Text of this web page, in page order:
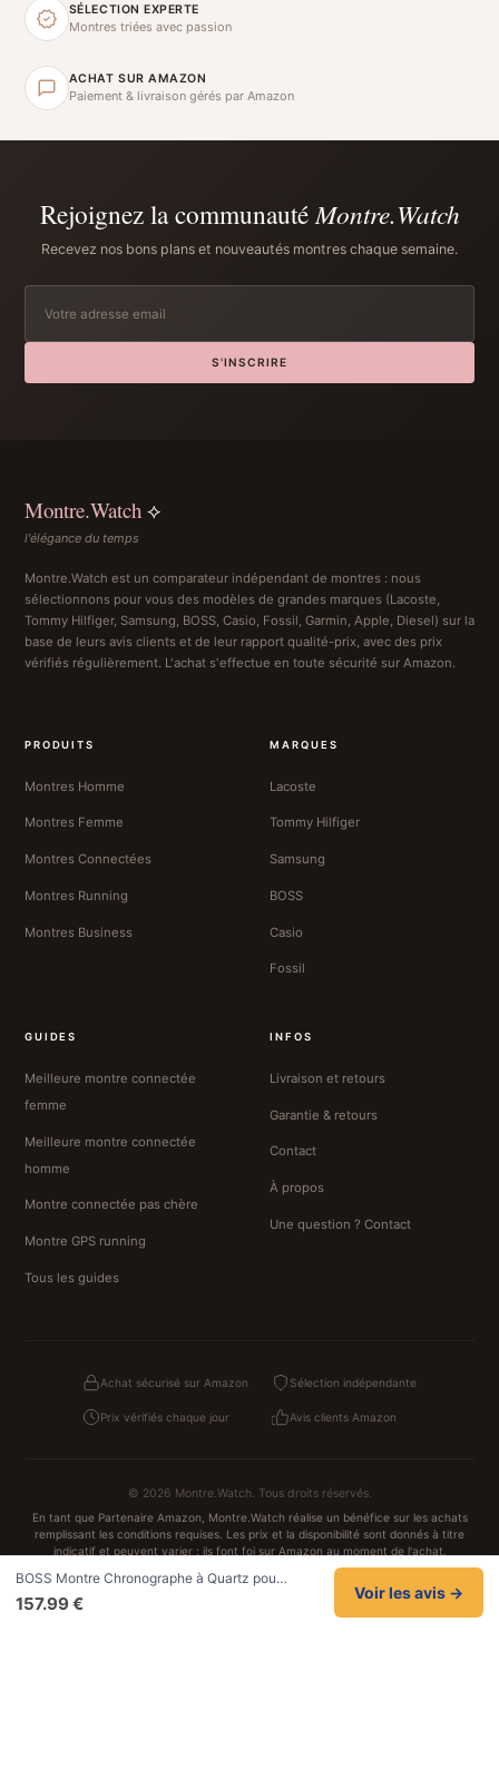
SÉLECTION EXPERTE
Montres triées avec passion
ACHAT SUR AMAZON
Paiement & livraison gérés par Amazon
Rejoignez la communautéMontre.Watch
Recevez nos bons plans et nouveautés montres chaque semaine.
S'INSCRIRE
Montre.Watch ⟡
l'élégance du temps
Montre.Watch est un comparateur indépendant de montres : nous
sélectionnons pour vous des modèles de grandes marques (Lacoste,
Tommy Hilfiger, Samsung, BOSS, Casio, Fossil, Garmin, Apple, Diesel) sur la
base de leurs avis clients et de leur rapport qualité-prix, avec des prix
vérifiés régulièrement. L'achat s'effectue en toute sécurité sur Amazon.
PRODUITS
Montres Homme
Montres Femme
Montres Connectées
Montres Running
Montres Business
MARQUES
Lacoste
Tommy Hilfiger
Samsung
BOSS
Casio
Fossil
GUIDES
Meilleure montre connectée
femme
Meilleure montre connectée
homme
Montre connectée pas chère
Montre GPS running
Tous les guides
INFOS
Livraison et retours
Garantie & retours
Contact
À propos
Une question ? Contact
Achat sécurisé sur Amazon Sélection indépendante
Prix vérifiés chaque jour Avis clients Amazon
© 2026 Montre.Watch. Tous droits réservés.
En tant que Partenaire Amazon, Montre.Watch réalise un bénéfice sur les achats
remplissant les conditions requises. Les prix et la disponibilité sont donnés à titre
indicatif et peuvent varier ; ils font foi sur Amazon au moment de l'achat.
Achats traités et sécurisés sur Amazon.fr
ConfidentialitéCGVCookiesMentions légales
BOSS Montre Chronographe à Quartz pou…
157.99 €
Voir les avis →